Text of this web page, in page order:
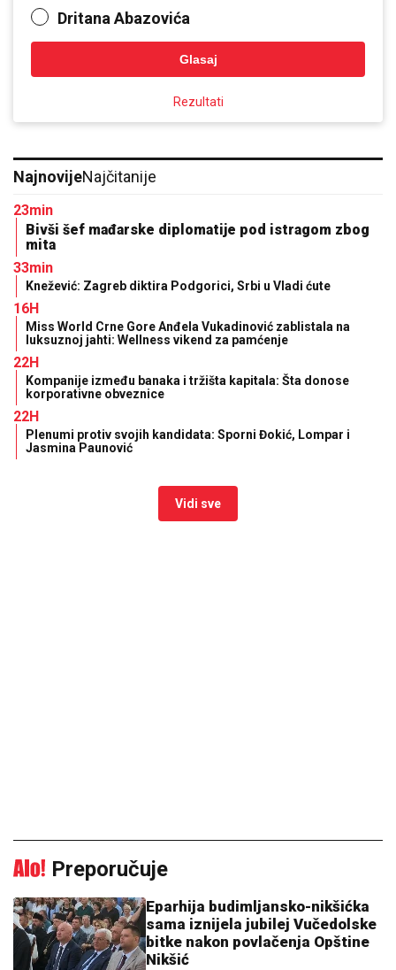
Dritana Abazovića
Glasaj
Rezultati
NajnovijeNajčitanije
23min
Bivši šef mađarske diplomatije pod istragom zbog
mita
33min
Knežević: Zagreb diktira Podgorici, Srbi u Vladi ćute
16H
Miss World Crne Gore Anđela Vukadinović zablistala na
luksuznoj jahti: Wellness vikend za pamćenje
22H
Kompanije između banaka i tržišta kapitala: Šta donose
korporativne obveznice
22H
Plenumi protiv svojih kandidata: Sporni Đokić, Lompar i
Jasmina Paunović
Vidi sve
Preporučuje
Eparhija budimljansko-nikšićka
sama iznijela jubilej Vučedolske
bitke nakon povlačenja Opštine
Nikšić